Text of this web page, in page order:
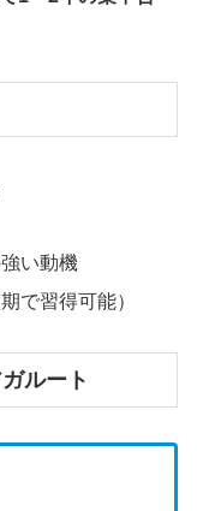
い動機
で習得可能）
ルート